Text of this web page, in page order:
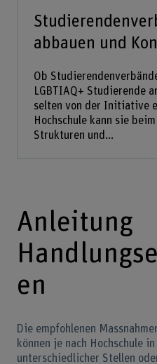
abbauen und
Ob
LGBTIAQ+ Studierende
selten von der Initiative
Hochschule kann sie
Strukturen und...
Anleitung
en
Die empfohlenen
können je nach Hochschule
unterschiedlicher Stellen